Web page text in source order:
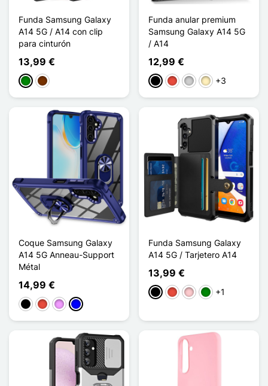
Funda Samsung Galaxy
A14 5G / A14 con clip
para cinturón
13,99 €
VerdeCafé
Funda anular premium
Samsung Galaxy A14 5G
/ A14
12,99 €
NegroRojoPlataOro +3
Coque Samsung Galaxy
A14 5G Anneau-Support
Métal
14,99 €
NegroRojoMorado claro
Azul
Funda Samsung Galaxy
A14 5G / Tarjetero A14
13,99 €
NegroRojoRosaVerde
+1